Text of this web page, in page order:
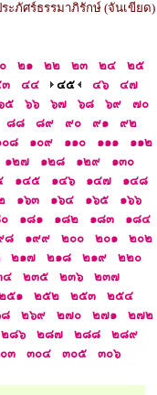
ระภัศร์ธรรมาภิรักษ์ (จันเขียด)
๒๑ ๒๒ ๒๓ ๒๔
๒๕
๔๔ ๔๕ ๔๖
๔๗
๕ ๖๖ ๖๗ ๖๘ ๖๙
๗๐
๘๘ ๘๙ ๙๐ ๙๑
๙๒
๐๘ ๑๐๙ ๑๑๐ ๑๑๑
๑๑๒
๑๒๗ ๑๒๘ ๑๒๙
๑๓๐
๑๔๕ ๑๔๖ ๑๔๗
๑๔๘
๑๖๓ ๑๖๔ ๑๖๕
๑๖๖
๑๘๑ ๑๘๒ ๑๘๓
๑๘๔
๘ ๑๙๙ ๒๐๐ ๒๐๑
๒๐๒
๒๑๗ ๒๑๘ ๒๑๙
๒๒๐
๔ ๒๓๕ ๒๓๖
๒๓๗
๕๑ ๒๕๒ ๒๕๓
๒๕๔
๒๖๙ ๒๗๐ ๒๗๑
๒๗๒
๒๘๖ ๒๘๗ ๒๘๘
๒๘๙
๓ ๓๐๔ ๓๐๕
๓๐๖